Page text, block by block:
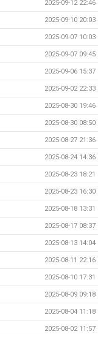
2025-09-12 22:46
2025-09-10 20:03
2025-09-07 10:03
2025-09-07 09:45
2025-09-06 15:37
2025-09-02 22:33
2025-08-30 19:46
2025-08-30 08:50
2025-08-27 21:36
2025-08-24 14:36
2025-08-23 18:21
2025-08-23 16:30
2025-08-18 13:31
2025-08-17 08:37
2025-08-13 14:04
2025-08-11 22:16
2025-08-10 17:31
2025-08-09 09:18
2025-08-04 11:18
2025-08-02 11:57